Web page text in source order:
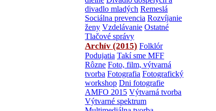
divadlo mladých Remeslá
Sociálna prevencia Rozvíjanie
ženy Vzdelávanie Ostatné
Tlačové správy
Archív (2015) Folklór
Podujatia Takí sme MFF
Rôzne Foto, film, výtvarná
tvorba Fotografia Fotografický
workshop Dni fotografie
AMFO 2015 Výtvarná tvorba
Výtvarné spektrum